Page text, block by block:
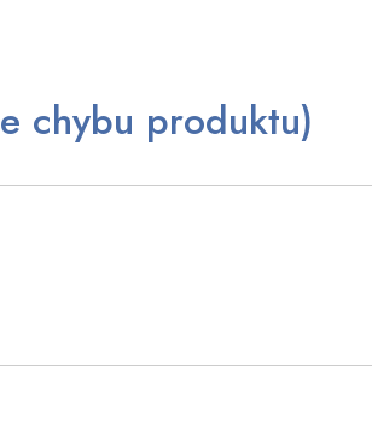
chybu produktu)